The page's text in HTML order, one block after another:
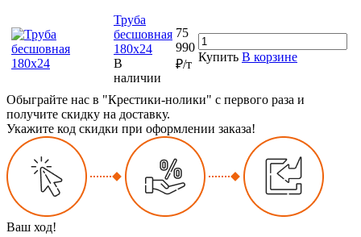
Труба
бесшовная
180х24
В
наличии
75
990
₽/т
Купить В корзине
Обыграйте нас в "Крестики-нолики" с первого раза и
получите скидку на доставку.
Укажите код скидки при оформлении заказа!
Ваш ход!